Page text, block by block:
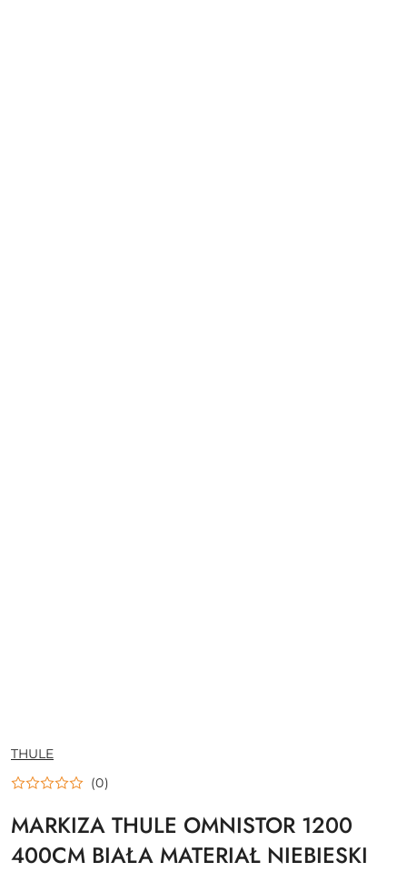
NAZWA
PRODUCENTA:
THULE
(0)
MARKIZA THULE OMNISTOR 1200
400CM BIAŁA MATERIAŁ NIEBIESKI